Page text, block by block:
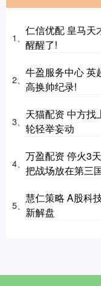
1、
仁信优配 皇马天
醒醒了!
2、
牛盈服务中心 英
高换帅纪录!
3、
天猫配资 中方找
轮轻举妄动
4、
万盈配资 停火3
把战场放在第三
5、
慧仁策略 A股科
新解盘